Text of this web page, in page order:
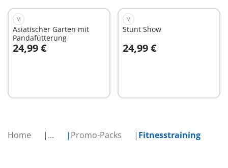
Home ... Promo-Packs Fitnesstraining
M
Asiatischer Garten mit
Pandafütterung
24,99 €
In den Warenkorb
M
Stunt Show
24,99 €
In den Warenkorb